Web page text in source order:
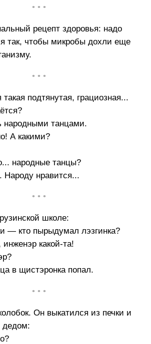
• • •
рецепт здоровья: надо
так, чтобы микробы дохли еще
• • •
подтянутая, грациозная...
танцами.
А какими?
народные танцы?
нравится...
• • •
школе:
— кто пырыдумал лэзгинка?
какой-та!
в щистэронка попал.
• • •
Он выкатился из печки и
дедом: